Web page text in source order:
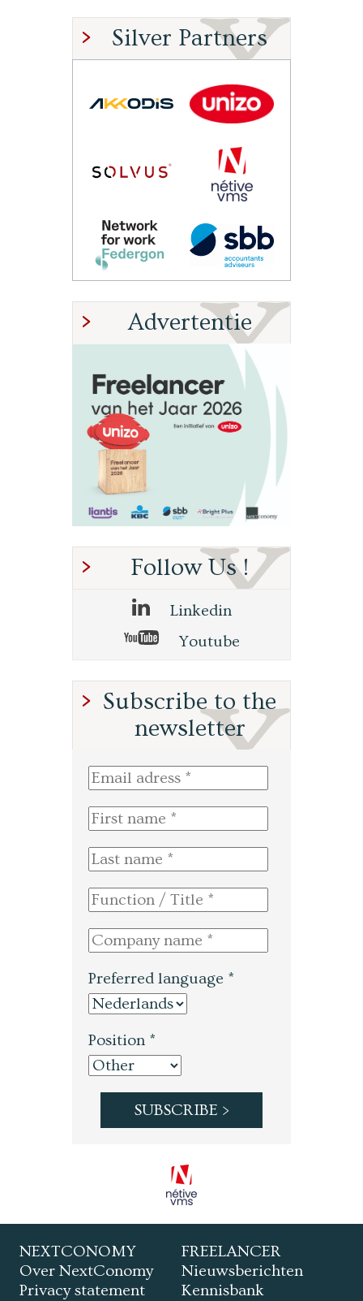
Silver Partners
Advertentie
Follow Us !
Linkedin
Youtube
Subscribe to the
newsletter
Preferred language *
Position *
NEXTCONOMY
Over NextConomy
Privacy statement
FREELANCER
Nieuwsberichten
Kennisbank